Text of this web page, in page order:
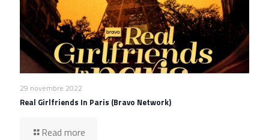
29 novembre 2022
Real Girlfriends In Paris (Bravo Network)
Read more